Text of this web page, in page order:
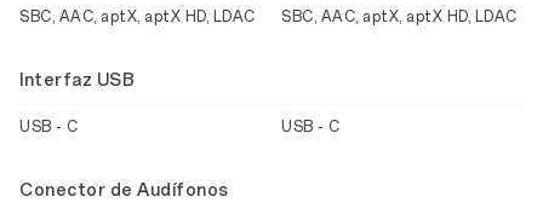
SBC, AAC, aptX, aptX HD, LDAC SBC, AAC, aptX, aptX HD, LDAC
Interfaz USB
USB - C USB - C
Conector de Audífonos